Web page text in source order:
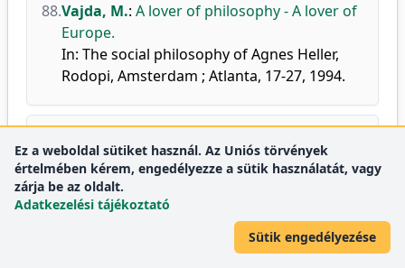
88.Vajda, M.: A lover of philosophy - A lover of
Europe.
In: The social philosophy of Agnes Heller,
Rodopi, Amsterdam ; Atlanta, 17-27, 1994.
történelemelméleti probléma.
In: A Székesfehérvári Történelmi Mühely
füzetei 1, Fejér megyei Pedagógiai
Szolgáltató Intézet, Székesfehérvár, 17,
Ez a weboldal sütiket használ. Az Uniós törvények
értelmében kérem, engedélyezze a sütik használatát, vagy
zárja be az oldalt.
Adatkezelési tájékoztató
Sütik engedélyezése